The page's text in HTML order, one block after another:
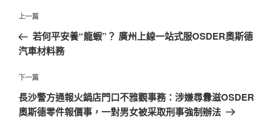
文
導
覽
上
一
篇
章
上一篇
若何平安養“龍蝦”？ 廣州上線一站式服OSDER奧斯德
汽車材料務
下
一
篇
下一篇
長沙警方通報火鍋店門口不雅觀事務：涉嫌尋釁滋OSDER
奧斯德零件報價事，一對男女被采取刑事強制辦法